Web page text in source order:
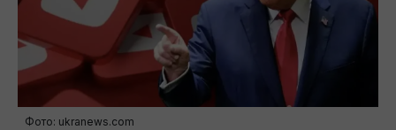
Фото: ukranews.com